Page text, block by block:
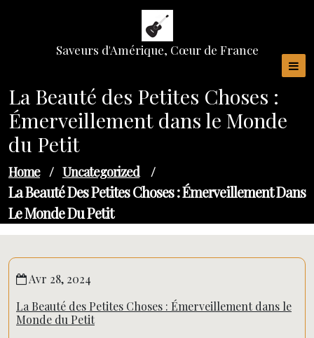
Saveurs d'Amérique, Cœur de France
La Beauté des Petites Choses :
Émerveillement dans le Monde
du Petit
Home / Uncategorized /
La Beauté Des Petites Choses : Émerveillement Dans
Le Monde Du Petit
Avr 28, 2024
La Beauté des Petites Choses : Émerveillement dans le
Monde du Petit